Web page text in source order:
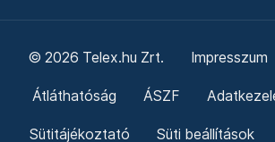
© 2026 Telex.hu Zrt. Impresszum
Átláthatóság ÁSZF
Sütitájékoztató Süti beállítások